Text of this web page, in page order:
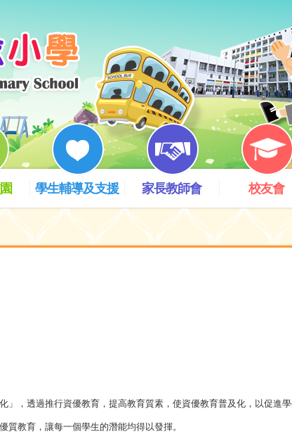
學生輔導及支援 家長教師會 校友會
」，透過推行資優教育，提高教育質素，使資優教育普及化，以促進
質教育，讓每一個學生的潛能均得以發揮。